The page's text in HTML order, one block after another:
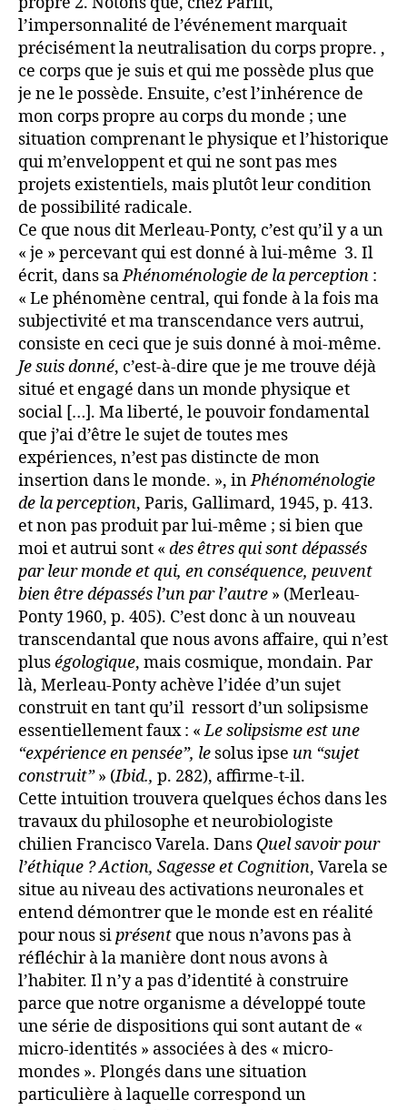
l’impersonnalité de l’événement marquait
précisément la neutralisation du corps propre. ,
ce corps que je suis et qui me possède plus que
je ne le possède. Ensuite, c’est l’inhérence de
mon corps propre au corps du monde ; une
situation comprenant le physique et l’historique
qui m’enveloppent et qui ne sont pas mes
projets existentiels, mais plutôt leur condition
de possibilité radicale.
Ce que nous dit Merleau-Ponty, c’est qu’il y aun
« je » percevant qui est donné à lui-même 3. Il
écrit, dans saPhénoménologie de la perception :
« Le phénomène central, qui fonde à la fois ma
subjectivité et ma transcendance vers autrui,
consiste en ceci que je suis donné à moi-même.
Je suis donné, c’est-à-dire que je me trouve déjà
situé et engagé dans un monde physique et
social […]. Ma liberté, le pouvoir fondamental
que j’ai d’être le sujet de toutes mes
expériences, n’est pas distincte de mon
insertion dans le monde. », inPhénoménologie
de la perception, Paris, Gallimard, 1945, p. 413.
et non pas produit par lui-même ; si bien que
moi et autrui sont « des êtres qui sont dépassés
par leur monde et qui, en conséquence, peuvent
bien être dépassés l’un par l’autre » (Merleau-
Ponty 1960, p. 405). C’est donc à un nouveau
transcendantal que nous avons affaire, qui n’est
pluségologique, mais cosmique, mondain. Par
là, Merleau-Ponty achève l’idée d’un sujet
construit en tant qu’il ressort d’un solipsisme
essentiellement faux : «Le solipsisme est une
“expérience en pensée”, le solus ipse un “sujet
construit”» (Ibid., p. 282), affirme-t-il.
Cette intuition trouvera quelques échos dans les
travaux du philosophe et neurobiologiste
chilien Francisco Varela. Dans Quel savoir pour
l’éthique ? Action, Sagesse et Cognition, Varela se
situe au niveau des activations neuronales et
entend démontrer que le monde est en réalité
pour nous siprésent que nous n’avons pas à
réfléchir à la manière dont nous avons à
l’habiter. Il n’y a pas d’identité à construire
parce que notre organisme a développé toute
une série de dispositions qui sont autant de «
micro-identités » associées à des « micro-
mondes ». Plongés dans une situation
particulière à laquelle correspond un